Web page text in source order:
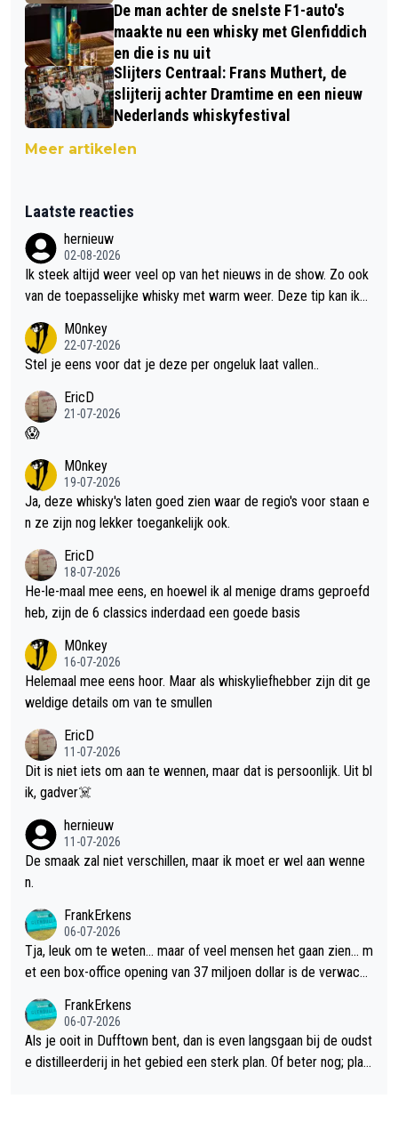
De man achter de snelste F1-auto's
maakte nu een whisky met Glenfiddich
en die is nu uit
Slijters Centraal: Frans Muthert, de
slijterij achter Dramtime en een nieuw
Nederlands whiskyfestival
Meer artikelen
Laatste reacties
hernieuw
02-08-2026
Ik steek altijd weer veel op van het nieuws in de show. Zo ook
van de toepasselijke whisky met warm weer. Deze tip kan ik
M0nkey
22-07-2026
Stel je eens voor dat je deze per ongeluk laat vallen..
EricD
21-07-2026
😱
M0nkey
19-07-2026
Ja, deze whisky's laten goed zien waar de regio's voor staan e
n ze zijn nog lekker toegankelijk ook.
EricD
18-07-2026
He-le-maal mee eens, en hoewel ik al menige drams geproefd
heb, zijn de 6 classics inderdaad een goede basis
M0nkey
16-07-2026
Helemaal mee eens hoor. Maar als whiskyliefhebber zijn dit ge
weldige details om van te smullen
EricD
11-07-2026
Dit is niet iets om aan te wennen, maar dat is persoonlijk. Uit bl
ik, gadver☠️
hernieuw
11-07-2026
De smaak zal niet verschillen, maar ik moet er wel aan wenne
n.
FrankErkens
06-07-2026
Tja, leuk om te weten... maar of veel mensen het gaan zien... m
et een box-office opening van 37 miljoen dollar is de verwacht
FrankErkens
06-07-2026
Als je ooit in Dufftown bent, dan is even langsgaan bij de oudst
e distilleerderij in het gebied een sterk plan. Of beter nog; plan